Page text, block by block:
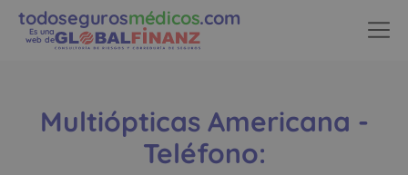
todosegurosmédicos.com
Es una
web de
Multiópticas Americana -
Teléfono: